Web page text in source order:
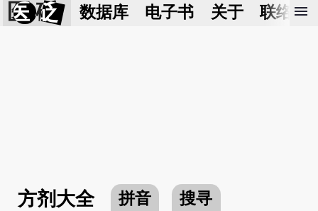
医 砭 数据库 电子书 关于 联络我
menu
方剂大全 拼音 搜寻